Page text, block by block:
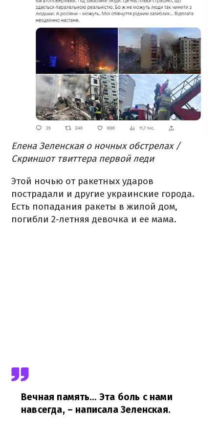
Елена Зеленская о ночных обстрелах /
Скриншот твиттера первой леди
Этой ночью от ракетных ударов
пострадали и другие украинские города.
Есть попадания ракеты в жилой дом,
погибли 2-летняя девочка и ее мама.
Вечная память… Эта боль с нами
навсегда, – написала Зеленская.